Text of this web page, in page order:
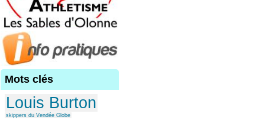
Mots clés
Louis Burton
skippers du Vendée Globe